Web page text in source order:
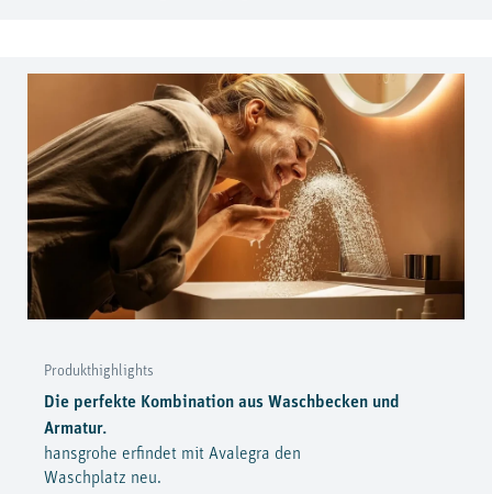
Produkthighlights
Die perfekte Kombination aus Waschbecken und
Armatur.
hansgrohe erfindet mit Avalegra den
Waschplatz neu.